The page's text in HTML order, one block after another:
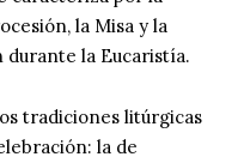
la Misa y la
durante la Eucaristía.
tradiciones litúrgicas
la de